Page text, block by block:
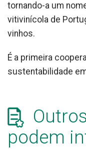
tornando-a um
vitivinícola de
vinhos.
É a primeira
sustentabilidade
podem